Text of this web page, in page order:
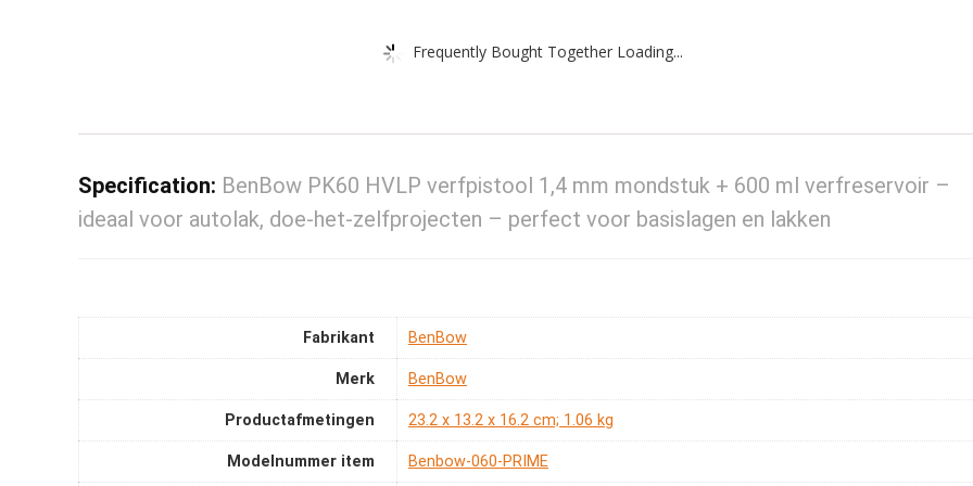
Frequently Bought Together Loading...
Specification: BenBow PK60 HVLP verfpistool 1,4 mm mondstuk + 600 ml verfreservoir –
ideaal voor autolak, doe-het-zelfprojecten – perfect voor basislagen en lakken
Fabrikant ‎BenBow
Merk ‎BenBow
Productafmetingen ‎23.2 x 13.2 x 16.2 cm; 1.06 kg
Modelnummer item ‎Benbow-060-PRIME